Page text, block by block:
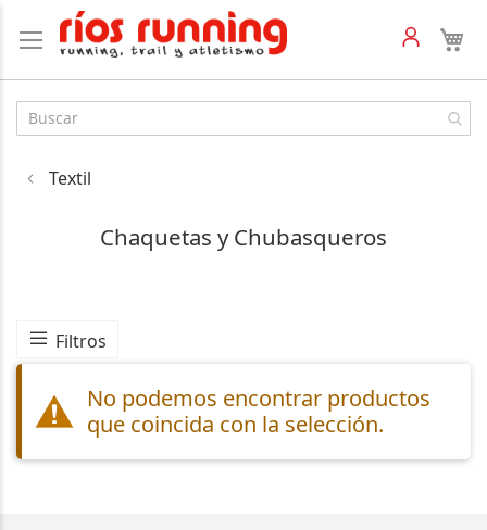
Textil
Chaquetas y Chubasqueros
No podemos encontrar productos
que coincida con la selección.
Filtros